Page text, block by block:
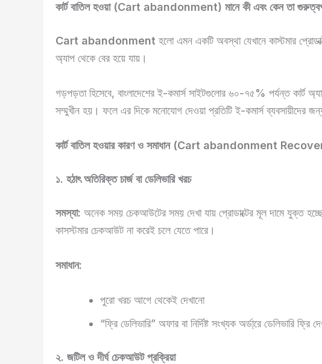
কার্ট বাতিল হওয়া (Cart abandonment) মানে কী এবং কেন তা
Cart abandonment হলো এমন একটি অবস্থা যেখানে কাস্টমার
অ্যাপ থেকে বের হয়ে যায়।
গড়পড়তা হিসেবে, বাংলাদেশের ই-কমার্স সাইটগুলোর ৬০-৭৫% পর্যন্ত কার্ট
সম্মুখীন হয়। ফলে এর দিকে মনোযোগ দেওয়া প্রতিটি ই-কমার্স ব্যবসায়ীদের
কার্ট বাতিল হওয়ার কারণ ও সমাধান (Cart abandonment
১. হঠাৎ অতিরিক্ত চার্জ বা ডেলিভারি খরচ
সমস্যা: অনেক সময় চেকআউটের সময় দেখা যায় প্রোডাক্টের মূল দামে যুক্ত
কাসস্টমার চেকআউট না করেই চলে যেতে পারে।
সমাধান:
পুরো খরচ আগে থেকেই দেখানো
“ফ্রি ডেলিভারি” অফার বা নির্দিষ্ট সংখ্যক অর্ডা্রে ডেলিভারি ফ্রি
২. জটিল ও দীর্ঘ চেকআউট প্রক্রিয়া